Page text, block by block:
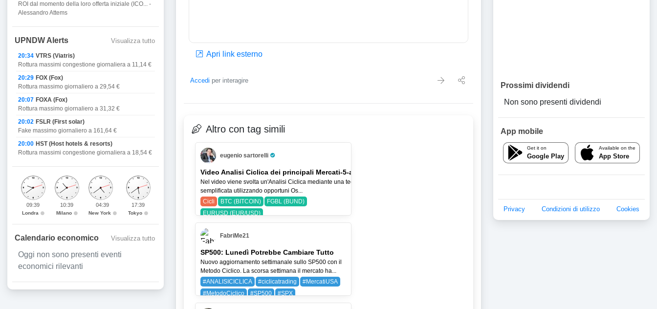
Apri link esterno
Accedi per interagire
Altro con tag simili
eugenio sartorelli
Pro Trader
Video Analisi Ciclica dei principali Mercati-5-ago-26
Nel video viene svolta un'Analisi Ciclica mediante una tecnica
semplificata utilizzando opportuni Os...
Cicli
BTC (BITCOIN)
FGBL (BUND)
EURUSD (EUR/USD)
FabriMe21
SP500: Lunedì Potrebbe Cambiare Tutto
Nuovo aggiornamento settimanale sullo SP500 con il
Metodo Ciclico. La scorsa settimana il mercato ha...
#ANALISICICLICA
#ciclicatrading
#MercatiUSA
#MetodoCiclico
#SP500
#SPX
BAYG (BAYER AG)
SPX (SP 500)
ROI dal momento della loro offerta iniziale (ICO... -
Alessandro Attems
UPNDW Alerts Visualizza tutto
20:34 VTRS (Viatris)
Rottura massimi congestione giornaliera a 11,14 €
20:29 FOX (Fox)
Rottura massimo giornaliero a 29,54 €
20:07 FOXA (Fox)
Rottura massimo giornaliero a 31,32 €
20:02 FSLR (First solar)
Fake massimo giornaliero a 161,64 €
20:00 HST (Host hotels & resorts)
Rottura massimi congestione giornaliera a 18,54 €
09:39
Londra
10:39
Milano
04:39
New York
17:39
Tokyo
Calendario economico Visualizza tutto
Oggi non sono presenti eventi
economici rilevanti
Prossimi dividendi
Non sono presenti dividendi
App mobile
Get it on
Google Play
Available on the
App Store
Privacy Condizioni di utilizzo Cookies